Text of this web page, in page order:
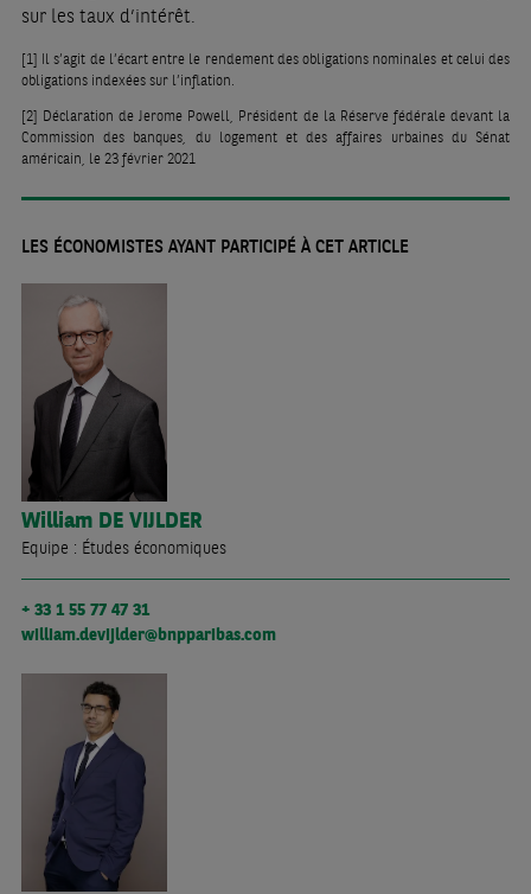
sur les taux d’intérêt.
[1] Il s’agit de l’écart entre le rendement des obligations nominales et celui des
obligations indexées sur l’inflation.
[2] Déclaration de Jerome Powell, Président de la Réserve fédérale devant la
Commission des banques, du logement et des affaires urbaines du Sénat
américain, le 23 février 2021
LES ÉCONOMISTES AYANT PARTICIPÉ À CET ARTICLE
William DE VIJLDER
Equipe : Études économiques
+ 33 1 55 77 47 31
william.devijlder@bnpparibas.com